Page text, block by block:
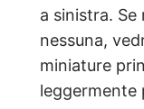
a sinistra.
nessuna,
miniature
leggermente